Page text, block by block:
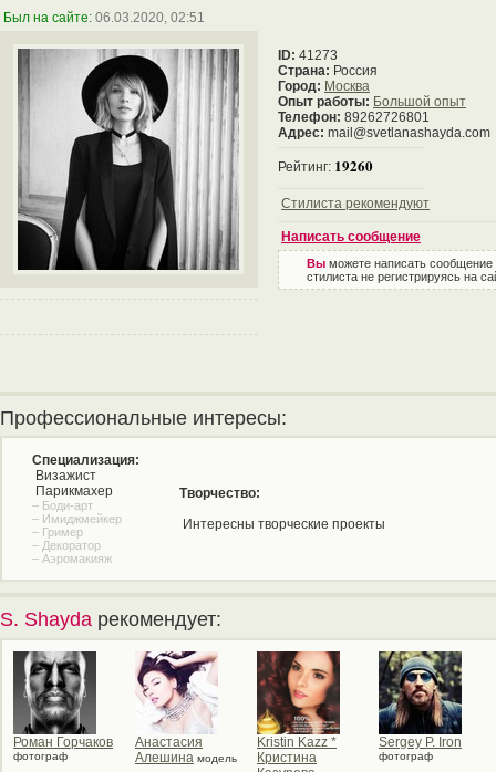
Был на сайте: 06.03.2020, 02:51
ID: 41273
Страна: Россия
Город: Москва
Опыт работы: Большой опыт
Телефон: 89262726801
Адрес: mail@svetlanashayda.com
Рейтинг: 19260
Стилиста рекомендуют
Написать сообщение
Вы можете написать сообщение
стилиста не регистрируясь на
Профессиональные интересы:
Специализация:
Визажист
Парикмахер
– Боди-арт
– Имиджмейкер
– Гример
– Декоратор
– Аэромакияж
Творчество:
Интересны творческие проекты
S. Shayda рекомендует:
Роман Горчаков
фотограф
Анастасия
Алешина модель
Kristin Kazz *
Кристина
Sergey P. Iron
фотограф